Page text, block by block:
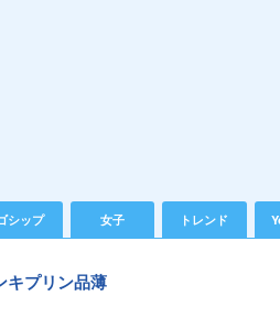
シップ 女子 トレンド
キプリン品薄